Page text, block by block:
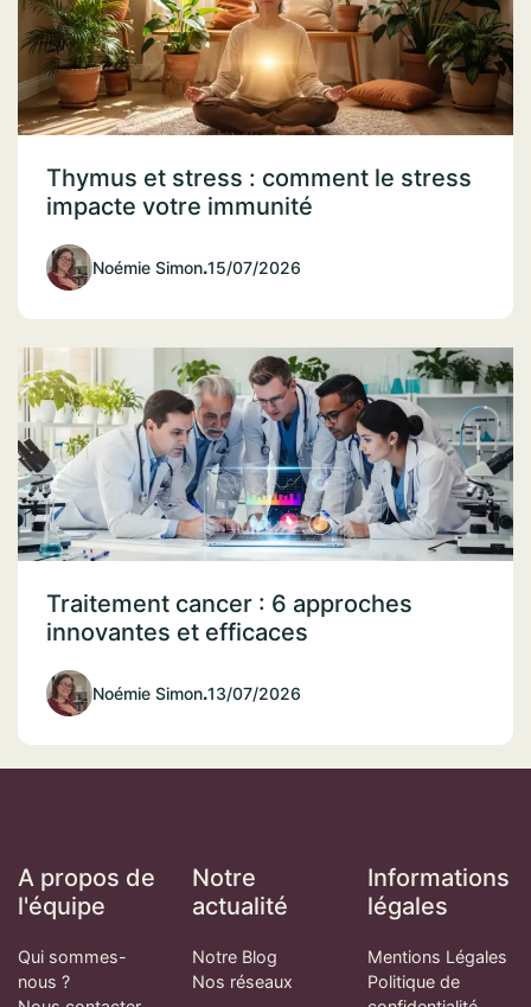
Thymus et stress : comment le stress
impacte votre immunité
Noémie Simon.15/07/2026
Traitement cancer : 6 approches
innovantes et efficaces
Noémie Simon.13/07/2026
A propos de
l'équipe
Qui sommes-
nous ?
Notre
actualité
Notre Blog
Nos réseaux
Informations
légales
Mentions Légales
Politique de